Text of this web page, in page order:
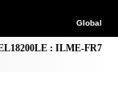
Global
: ILME-FR7